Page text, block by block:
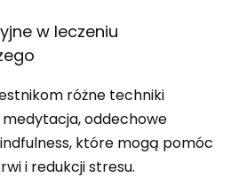
w leczeniu
różne techniki
oddechowe
które mogą pomóc
i redukcji stresu.